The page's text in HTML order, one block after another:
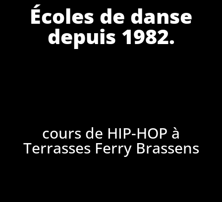
Écoles de danse
depuis 1982.
cours de HIP-HOP à
Terrasses Ferry Brassens